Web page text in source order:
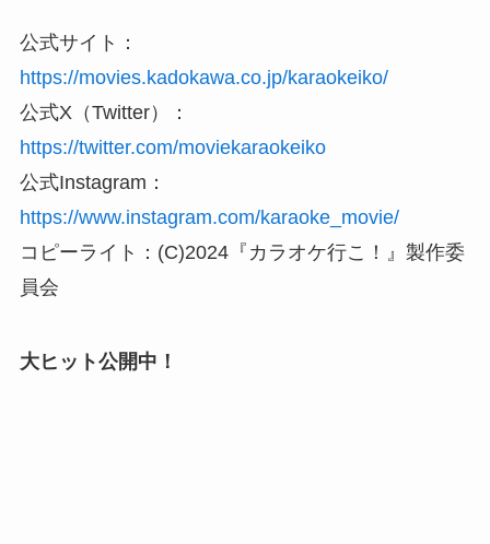
公式サイト：
https://movies.kadokawa.co.jp/karaokeiko/
公式X（Twitter）：
https://twitter.com/moviekaraokeiko
公式Instagram：
https://www.instagram.com/karaoke_movie/
コピーライト：(C)2024『カラオケ行こ！』製作委
員会
大ヒット公開中！